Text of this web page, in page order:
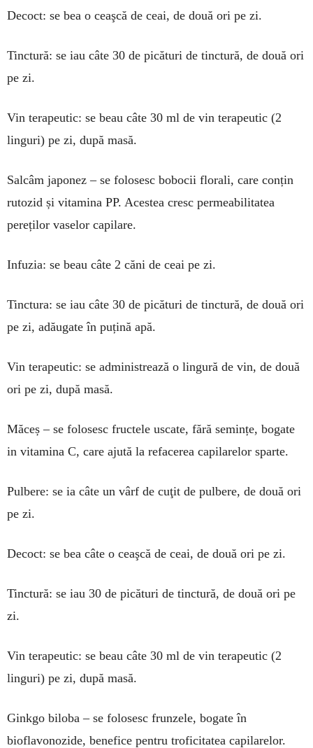
Decoct: se bea o ceaşcă de ceai, de două ori pe zi.
Tinctură: se iau câte 30 de picături de tinctură, de două ori
pe zi.
Vin terapeutic: se beau câte 30 ml de vin terapeutic (2
linguri) pe zi, după masă.
Salcâm japonez – se folosesc bobocii florali, care conțin
rutozid și vitamina PP. Acestea cresc permeabilitatea
pereților vaselor capilare.
Infuzia: se beau câte 2 căni de ceai pe zi.
Tinctura: se iau câte 30 de picături de tinctură, de două ori
pe zi, adăugate în puțină apă.
Vin terapeutic: se administrează o lingură de vin, de două
ori pe zi, după masă.
Măceș – se folosesc fructele uscate, fără semințe, bogate
in vitamina C, care ajută la refacerea capilarelor sparte.
Pulbere: se ia câte un vârf de cuţit de pulbere, de două ori
pe zi.
Decoct: se bea câte o ceaşcă de ceai, de două ori pe zi.
Tinctură: se iau 30 de picături de tinctură, de două ori pe
zi.
Vin terapeutic: se beau câte 30 ml de vin terapeutic (2
linguri) pe zi, după masă.
Ginkgo biloba – se folosesc frunzele, bogate în
bioflavonozide, benefice pentru troficitatea capilarelor.